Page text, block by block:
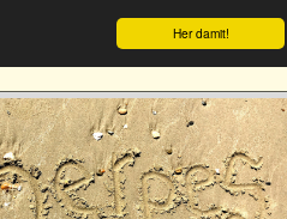
Her damit!